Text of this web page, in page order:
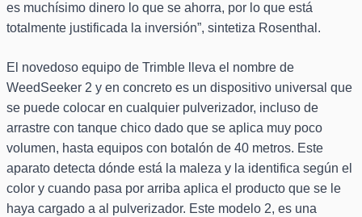
es muchísimo dinero lo que se ahorra, por lo que está
totalmente justificada la inversión”, sintetiza Rosenthal.
El novedoso equipo de Trimble lleva el nombre de
WeedSeeker 2 y en concreto es un dispositivo universal que
se puede colocar en cualquier pulverizador, incluso de
arrastre con tanque chico dado que se aplica muy poco
volumen, hasta equipos con botalón de 40 metros. Este
aparato detecta dónde está la maleza y la identifica según el
color y cuando pasa por arriba aplica el producto que se le
haya cargado a al pulverizador. Este modelo 2, es una